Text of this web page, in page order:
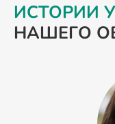
ИСТОРИИ
НАШЕГО